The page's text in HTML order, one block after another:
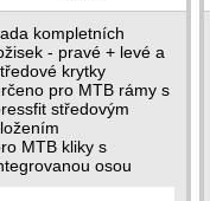
kompletních
- pravé + levé a
krytky
pro MTB rámy s
středovým
MTB kliky s
osou